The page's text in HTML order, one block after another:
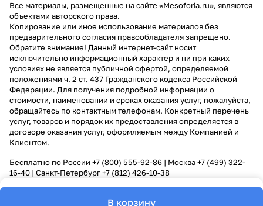
В корзину
Все материалы, размещенные на сайте «Mesoforia.ru», являются
объектами авторского права.
Копирование или иное использование материалов без
предварительного согласия правообладателя запрещено.
Обратите внимание! Данный интернет-сайт носит
исключительно информационный характер и ни при каких
условиях не является публичной офертой, определяемой
положениями ч. 2 ст. 437 Гражданского кодекса Российской
Федерации. Для получения подробной информации о
стоимости, наименовании и сроках оказания услуг, пожалуйста,
обращайтесь по контактным телефонам. Конкретный перечень
услуг, товаров и порядок их предоставления определяется в
договоре оказания услуг, оформляемым между Компанией и
Клиентом.
Бесплатно по России +7 (800) 555-92-86 | Москва+7 (499) 322-
16-40 | Санкт-Петербург+7 (812) 426-10-38